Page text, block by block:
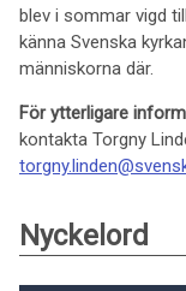
blev i sommar vigd
känna Svenska
människorna där.
För ytterligare
kontakta Torgny
Nyckelord